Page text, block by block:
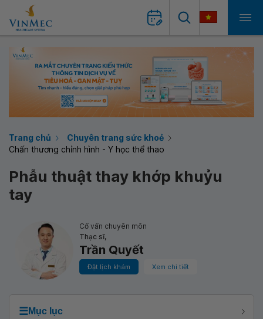
Trang chủ
Chuyên trang sức khoẻ
Chấn thương chỉnh hình - Y học thể thao
Phẫu thuật thay khớp khuỷu
tay
Cố vấn chuyên môn
Thạc sĩ,
Trần Quyết
Đặt lịch khám Xem chi tiết
☰Mục lục